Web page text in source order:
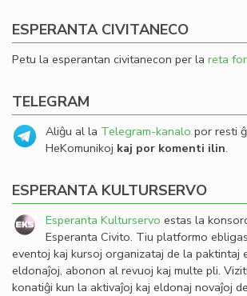
ESPERANTA CIVITANECO
Petu la esperantan civitanecon per la reta
TELEGRAM
Aliĝu al la Telegram-kanalo por resti
HeKomunikoj kaj por komenti ilin.
ESPERANTA KULTURSERVO
Esperanta Kulturservo estas la
Esperanta Civito. Tiu platformo
eventoj kaj kursoj organizataj de la paktintaj
eldonaĵoj, abonon al revuoj kaj multe pli.
konatiĝi kun la aktivaĵoj kaj eldonaj novaĵoj